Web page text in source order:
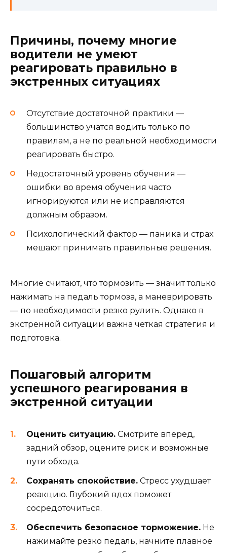
Причины, почему многие
водители не умеют
реагировать правильно в
экстренных ситуациях
Отсутствие достаточной практики —
большинство учатся водить только по
правилам, а не по реальной необходимости
реагировать быстро.
Недостаточный уровень обучения —
ошибки во время обучения часто
игнорируются или не исправляются
должным образом.
Психологический фактор — паника и страх
мешают принимать правильные решения.
Многие считают, что тормозить — значит только
нажимать на педаль тормоза, а маневрировать
— по необходимости резко рулить. Однако в
экстренной ситуации важна четкая стратегия и
подготовка.
Пошаговый алгоритм
успешного реагирования в
экстренной ситуации
Оценить ситуацию. Смотрите вперед,
задний обзор, оцените риск и возможные
пути обхода.
Сохранять спокойствие. Стресс ухудшает
реакцию. Глубокий вдох поможет
сосредоточиться.
Обеспечить безопасное торможение. Не
нажимайте резко педаль, начните плавное